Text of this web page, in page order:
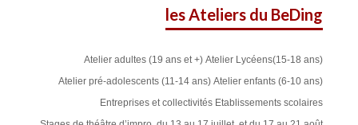
les Ateliers du BeDing
Atelier adultes (19 ans et +) Atelier Lycéens(15-18 ans)
Atelier pré-adolescents (11-14 ans) Atelier enfants (6-10 ans)
Entreprises et collectivités Etablissements scolaires